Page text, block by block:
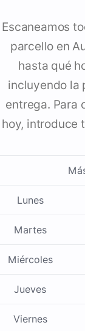
Escaneamos
parcello en
hasta qué
incluyendo la
entrega. Para
hoy, introduce
Lunes
Martes
Miércoles
Jueves
Viernes